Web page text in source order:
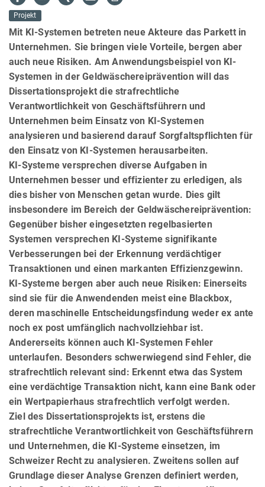
Projekt
Mit KI-Systemen betreten neue Akteure das Parkett in
Unternehmen. Sie bringen viele Vor­teile, bergen aber
auch neue Risiken. Am Anwendungsbeispiel von KI-
Systemen in der Geld­wäschereiprävention will das
Disser­ta­tions­pro­jekt die strafrechtliche
Verantwortlichkeit von Geschäftsführern und
Unternehmen beim Einsatz von KI-Systemen
analysieren und basierend darauf Sorgfaltspflichten für
den Einsatz von KI-Systemen herausarbeiten.
KI-Systeme versprechen diverse Aufgaben in
Unternehmen besser und effizienter zu erle­di­gen, als
dies bisher von Menschen getan wurde. Dies gilt
insbesondere im Bereich der Geld­wäscherei­prävention:
Gegenüber bisher einge­setz­ten regelbasierten
Systemen versprechen KI-Systeme signifikante
Verbesserungen bei der Erkennung ver­däch­ti­ger
Transaktionen und einen markanten Effizienzgewinn.
KI-Systeme bergen aber auch neue Risiken: Einerseits
sind sie für die Anwendenden meist eine Blackbox,
deren maschinelle Entscheidungsfindung weder ex ante
noch ex post umfänglich nachvollziehbar ist.
Andererseits können auch KI-Systemen Fehler
unterlaufen. Be­son­ders schwerwiegend sind Fehler, die
strafrechtlich relevant sind: Erkennt etwa das System
eine verdächtige Transaktion nicht, kann eine Bank oder
ein Wertpapierhaus strafrechtlich verfolgt werden.
Ziel des Dissertationsprojekts ist, erstens die
strafrechtliche Verantwortlichkeit von Geschäftsführern
und Unter­neh­men, die KI-Systeme einsetzen, im
Schweizer Recht zu analysieren. Zweitens sollen auf
Grundlage dieser Analy­se Grenzen definiert werden,